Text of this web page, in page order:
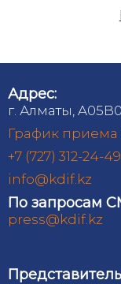
Адрес:
г. Алматы,
График приема
+7 (727) 312-24-49
info@kdif.kz
По запросам
press@kdif.kz